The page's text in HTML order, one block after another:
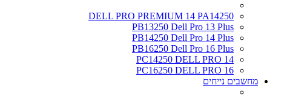
DELL PRO PREMIUM 14 PA14250
PB13250 Dell Pro 13 Plus
PB14250 Dell Pro 14 Plus
PB16250 Dell Pro 16 Plus
PC14250 DELL PRO 14
PC16250 DELL PRO 16
מחשבים נייחים